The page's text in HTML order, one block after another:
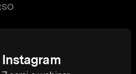
Instagram